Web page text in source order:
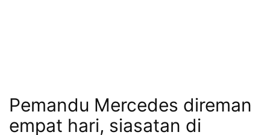
Pemandu Mercedes direman
empat hari, siasatan di